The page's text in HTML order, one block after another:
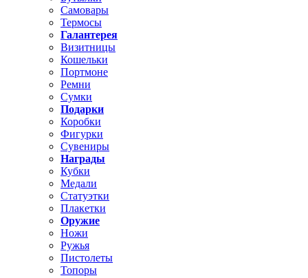
Самовары
Термосы
Галантерея
Визитницы
Кошельки
Портмоне
Ремни
Сумки
Подарки
Коробки
Фигурки
Сувениры
Награды
Кубки
Медали
Статуэтки
Плакетки
Оружие
Ножи
Ружья
Пистолеты
Топоры